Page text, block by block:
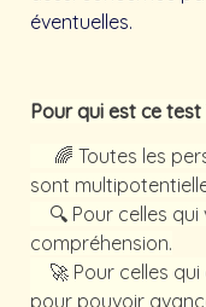
éventuelles.
Pour qui est ce test
compréhension.
pour pouvoir